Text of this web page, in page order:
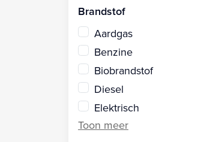
Brandstof
Aardgas
Benzine
Biobrandstof
Diesel
Elektrisch